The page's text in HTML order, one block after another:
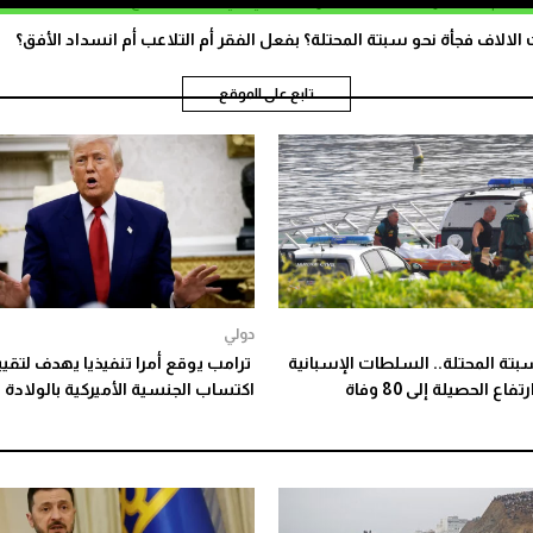
فجأة نحو سبتة المحتلة؟ بفعل الفقر أم التلاعب أم انسداد الأفق؟
تابع على الموقع
المحتلة.. السلطات الإسبانية
الحصيلة إلى 80 وفاة
دولي
ترامب يوقع أمرا تنفيذيا يهدف
اكتساب الجنسية الأميركية بالولادة